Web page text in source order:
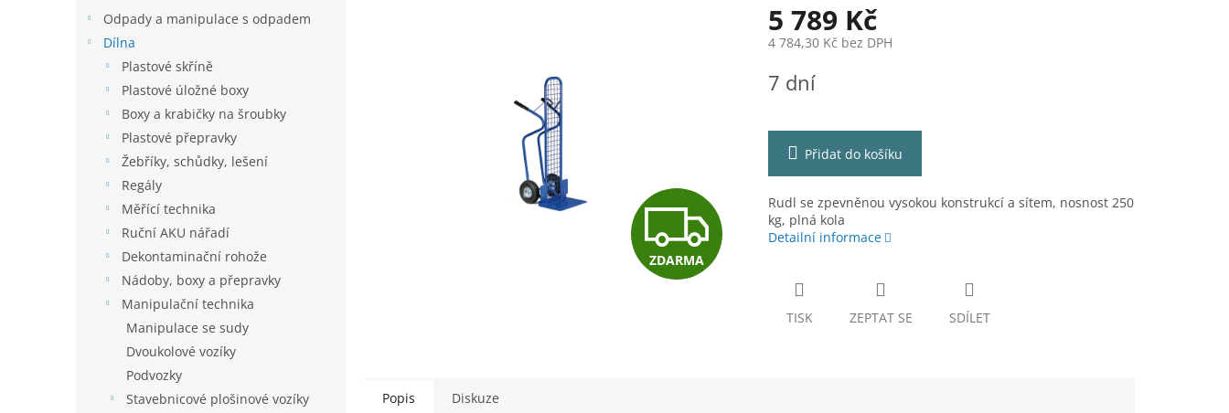
Odpady a manipulace s odpadem
Dílna
Plastové skříně
Plastové úložné boxy
Boxy a krabičky na šroubky
Plastové přepravky
Žebříky, schůdky, lešení
Regály
Měřící technika
Ruční AKU nářadí
Dekontaminační rohože
Nádoby, boxy a přepravky
Manipulační technika
Manipulace se sudy
Dvoukolové vozíky
Podvozky
Stavebnicové plošinové vozíky
Z
D
ZDARMA
5 789 Kč
4 784,30 Kč bez DPH
cena:
7 dní
Přidat do košíku
Rudl se zpevněnou vysokou konstrukcí a sítem, nosnost 250
kg, plná kola
Detailní informace
TISK ZEPTAT SE SDÍLET
Popis Diskuze